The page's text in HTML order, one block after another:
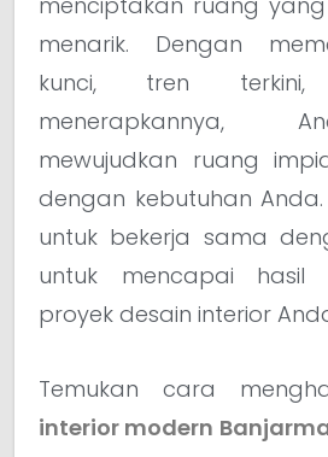
menarik. Dengan
kunci, tren
menerapkannya,
mewujudkan ruang
dengan kebutuhan
untuk bekerja sama
untuk mencapai hasil
proyek desain interior
Temukan cara
interior modern